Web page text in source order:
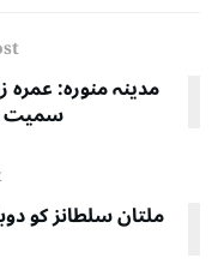
سمیت 5 پاکستانی جاں
ملتان سلطانز کو